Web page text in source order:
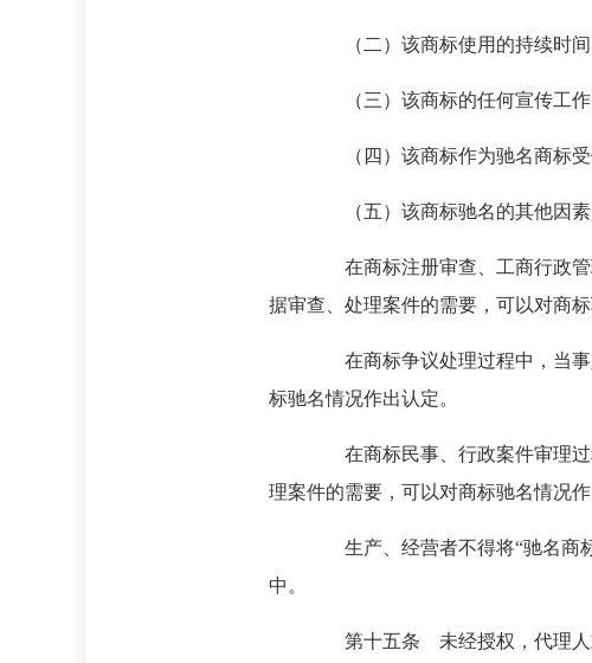
（二）该商标使用的持续时间
（三）该商标的任何宣传工作的
（四）该商标作为驰名商标受
（五）该商标驰名的其他因素
在商标注册审查、工商行政管理
据审查、处理案件的需要，可以对商
在商标争议处理过程中，当事人
标驰名情况作出认定。
在商标民事、行政案件审理过程
理案件的需要，可以对商标驰名情况作
生产、经营者不得将“驰名商标”
中。
第十五条 未经授权，代理人或者